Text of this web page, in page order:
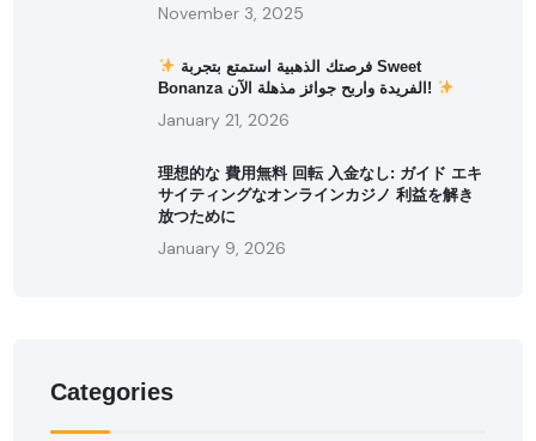
November 3, 2025
Bonanza الفريدة واربح جوائز مذهلة الآن!
January 21, 2026
理想的な 費用無料 回転 入金なし: ガイド エキ
サイティングなオンラインカジノ 利益を解き
放つために
January 9, 2026
Categories